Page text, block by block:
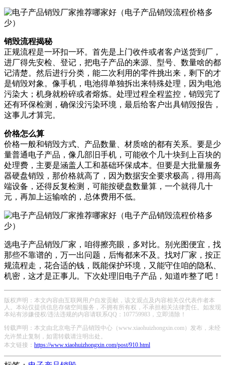
销毁流程揭秘
正规流程是一环扣一环。首先是上门收件或者客户送货到厂，
进厂得先安检、登记，把电子产品的来源、型号、数量啥的都
记清楚。然后进行分类，能二次利用的零件挑出来，剩下的才
是销毁对象。像手机，电池得单独拆出来特殊处理，因为电池
污染大；机身就粉碎或者熔炼。处理过程全程监控，销毁完了
还有环保检测，确保没污染环境，最后给客户出具销毁报告，
这事儿才算完。
价格怎么算
价格一般和销毁方式、产品数量、材质啥的都有关系。要是少
量普通电子产品，像几部旧手机，可能收个几十块到上百块的
处理费，主要是涵盖人工和基础环保成本。但要是大批量服务
器硬盘销毁，那价格就高了，因为数据安全要求极高，得用高
端设备，还得反复检测，可能按硬盘数量算，一个就得几十
元，再加上运输啥的，总体费用不低。
选电子产品销毁厂家，咱得擦亮眼，多对比。别光图便宜，找
那些不靠谱的，万一出问题，后悔都来不及。找对厂家，按正
规流程走，花合适的钱，既能保护环境，又能守住咱的隐私、
机密，这才是正事儿。下次处理旧电子产品，知道咋整了吧！
版权声明：本文内容由互联网用户自发贡献，该文观点及内容相关仅代表作者本
人。本站仅提供信息存储空间服务，不拥有所有权，不承担相关法律责任。如发现
本站有涉嫌侵权/违法违规的内容请联系QQ：107759983，立即清除！
转载声明：本文由北京电子产品销毁中心（www.xiaohuizhongxin.com）发布，未经
允许禁止复制，如需转载请注明出处。
本文链接： https://www.xiaohuizhongxin.com/post/910.html